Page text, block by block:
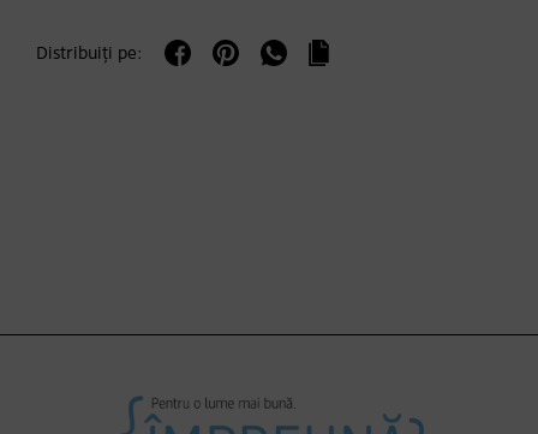
Management Platform
Distribuiți pe: